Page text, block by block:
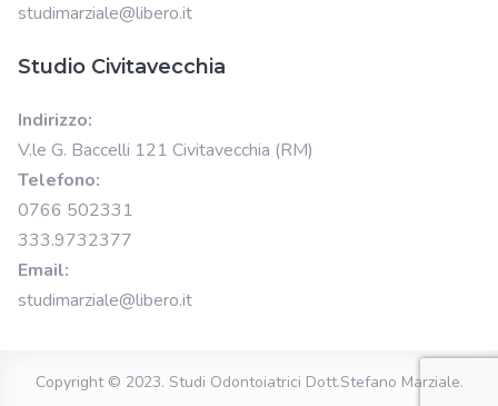
studimarziale@libero.it
Studio Civitavecchia
Indirizzo:
V.le G. Baccelli 121 Civitavecchia (RM)
Telefono:
0766 502331
333.9732377
Email:
studimarziale@libero.it
Copyright © 2023. Studi Odontoiatrici Dott.Stefano Marziale.